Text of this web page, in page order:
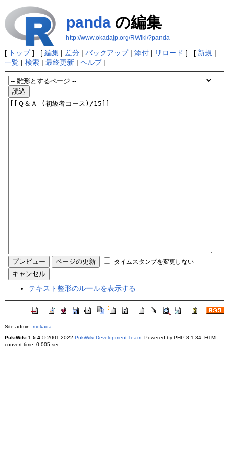
pandaの編集
http://www.okadajp.org/RWiki/?panda
[ トップ] [ 編集| 差分| バックアップ| 添付| リロード ] [ 新規 |
一覧| 検索| 最終更新| ヘルプ]
タイムスタンプを変更しない
テキスト整形のルールを表示する
Site admin: mokada
PukiWiki 1.5.4© 2001-2022 PukiWiki Development Team. Powered by PHP 8.1.34. HTML
convert time: 0.005 sec.